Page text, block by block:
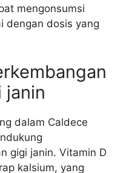
mengonsumsi
dengan dosis yang
janin
dalam Caldece
gigi janin. Vitamin D
kalsium, yang